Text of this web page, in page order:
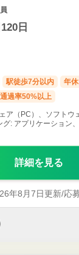
日
駅徒歩7分以内
年
過率50%以上
ア（PC）、ソフトウ
: アプリケーション
詳細を見る
年8月7日更新/応